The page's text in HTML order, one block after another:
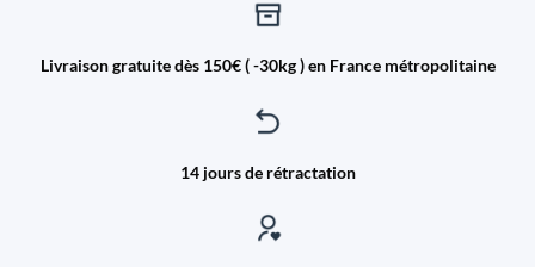
Livraison gratuite dès 150€ ( -30kg ) en France métropolitaine
14 jours de rétractation